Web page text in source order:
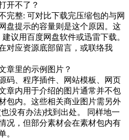
开不了？
完整: 可对比下载完压缩包的与网
盘提示的容量则是这个原因。这
议用百度网盘软件或迅雷下载。
对应资源底部留言，或联络我
章里的示例图片？
码、程序插件、网站模板、网页
章内用于介绍的图片通常并不包
包内。这些相关商业图片需另外
没有办法)找到出处。 同样地一
况，但部分素材会在素材包内有
。